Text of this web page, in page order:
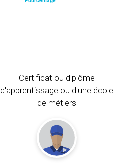
Certificat ou diplôme
d'apprentissage ou d'une école
de métiers